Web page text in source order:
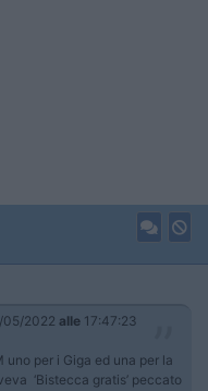
05/2022 alle 17:47:23
per i Giga ed una per la
‘Bistecca gratis’ peccato